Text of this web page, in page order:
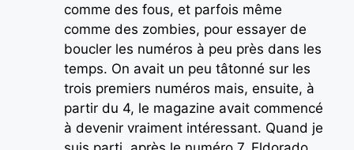
comme des fous, et parfois même
comme des zombies, pour essayer de
boucler les numéros à peu près dans les
temps. On avait un peu tâtonné sur les
trois premiers numéros mais, ensuite, à
partir du 4, le magazine avait commencé
à devenir vraiment intéressant. Quand je